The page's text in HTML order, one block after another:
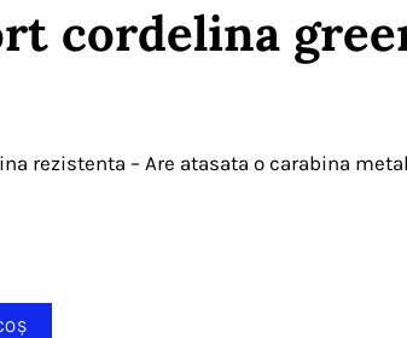
cordelina
rezistenta – Are atasata o carabina